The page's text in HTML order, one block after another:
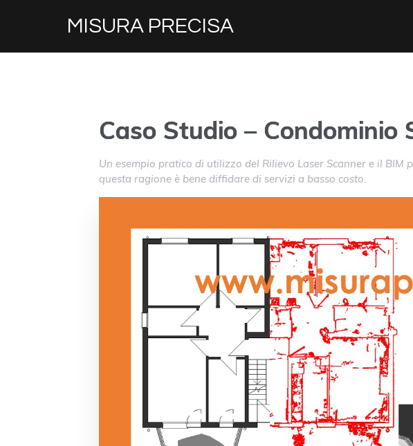
MISURA PRECISA
Caso Studio – Condominio
Un esempio pratico di utilizzo del Rilievo Laser Scanner e il
questa ragione è bene diffidare di servizi a basso costo.